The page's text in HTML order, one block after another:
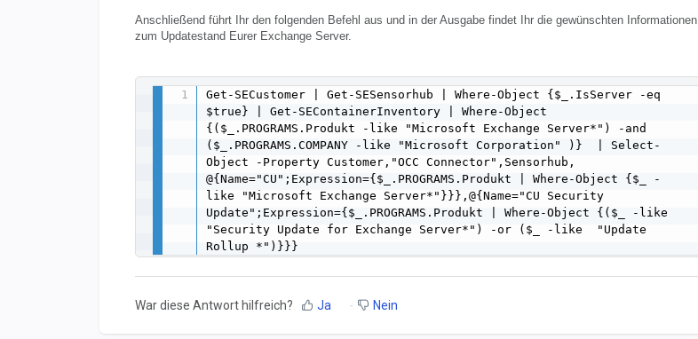
Anschließend führt Ihr den folgenden Befehl aus und in der Ausgabe findet Ihr die gewünschten Informationen
zum Updatestand Eurer Exchange Server.
Get-SECustomer | Get-SESensorhub | Where-Object {$_.IsServer -eq
$true} | Get-SEContainerInventory | Where-Object
{($_.PROGRAMS.Produkt -like "Microsoft Exchange Server*") -and
($_.PROGRAMS.COMPANY -like "Microsoft Corporation" )}  | Select-
Object -Property Customer,"OCC Connector",Sensorhub,
@{Name="CU";Expression={$_.PROGRAMS.Produkt | Where-Object {$_ -
like "Microsoft Exchange Server*"}}},@{Name="CU Security
Update";Expression={$_.PROGRAMS.Produkt | Where-Object {($_ -like
"Security Update for Exchange Server*") -or ($_ -like  "Update
Rollup *")}}}
War diese Antwort hilfreich? Ja Nein